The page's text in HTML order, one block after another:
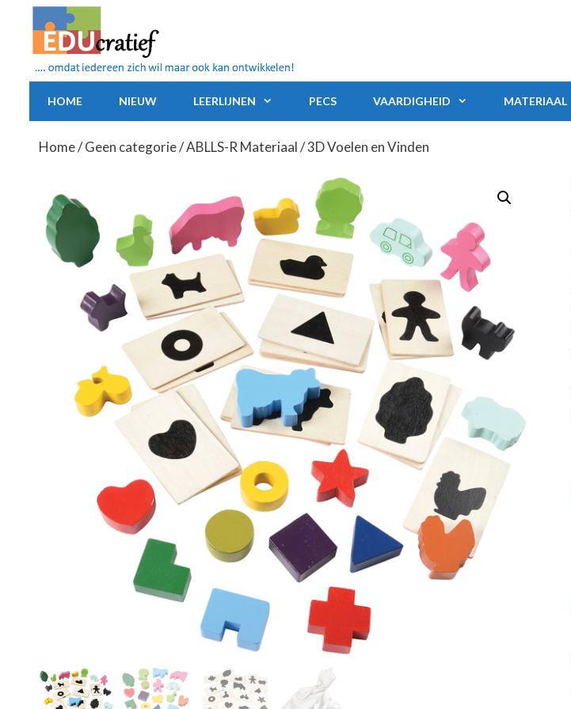
inhoud
HOME NIEUW LEERLIJNEN PECS VAARDIGHEID MATERIAAL
Home/Geen categorie/ABLLS-R Materiaal/ 3D Voelen en Vinden